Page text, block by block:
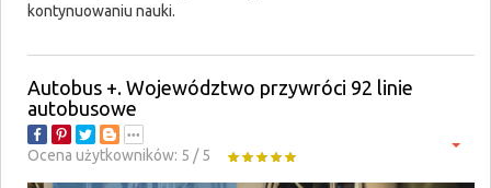
kontynuowaniu nauki.
Autobus +. Województwo przywróci 92 linie
autobusowe
Ocena użytkowników: 5 /5